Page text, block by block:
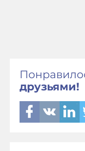
друзьями!